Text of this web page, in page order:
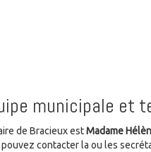
municipale et
de Bracieux estMadame
pouvez contacter la ou les